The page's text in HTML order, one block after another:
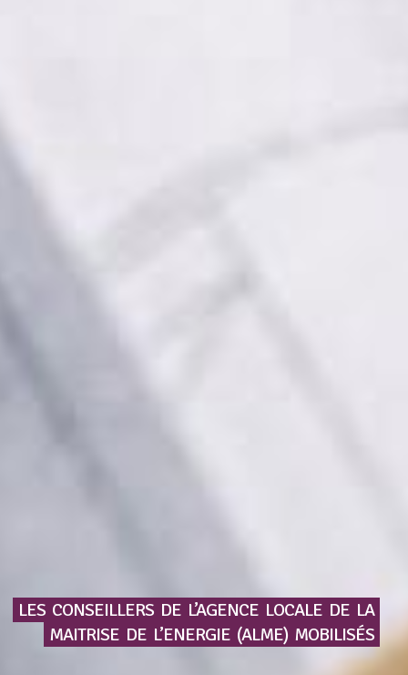
LES CONSEILLERS DE L’AGENCE LOCALE DE LA
MAITRISE DE L’ENERGIE (ALME) MOBILISÉS